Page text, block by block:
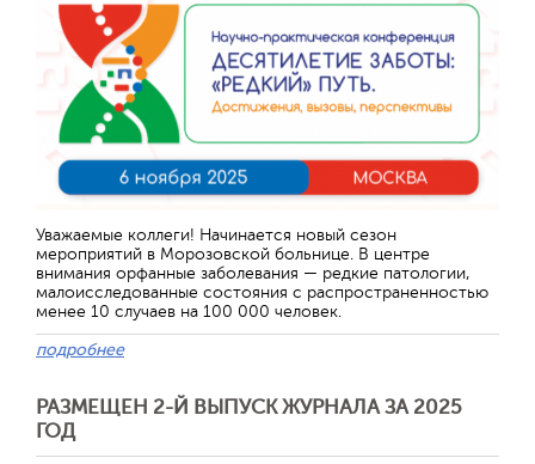
Уважаемые коллеги! Начинается новый сезон
мероприятий в Морозовской больнице. В центре
внимания орфанные заболевания — редкие патологии,
малоисследованные состояния с распространенностью
менее 10 случаев на 100 000 человек.
подробнее
РАЗМЕЩЕН 2-Й ВЫПУСК ЖУРНАЛА ЗА 2025
ГОД